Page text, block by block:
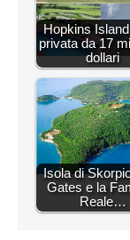
Hopkins
privata da 17
dollari
Isola di
Gates e la
Reale…